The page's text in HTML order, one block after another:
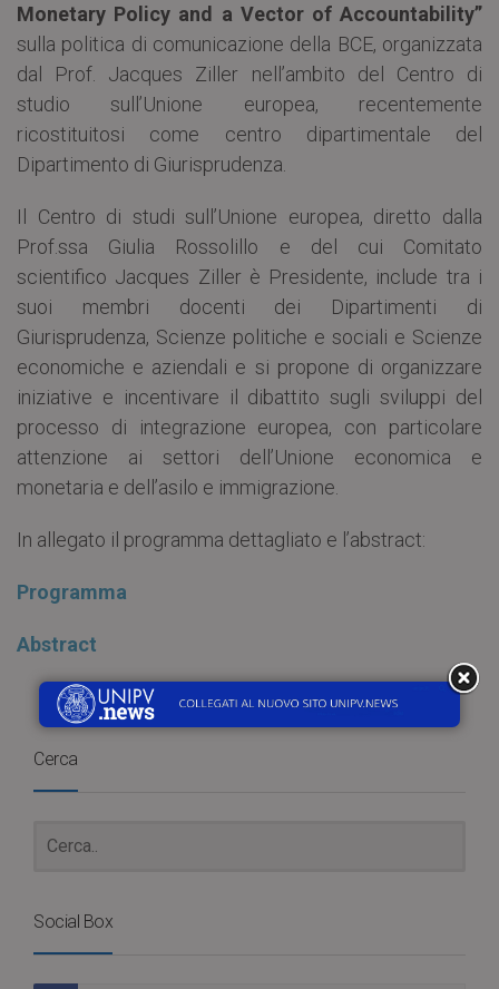
Monetary Policy and a Vector of Accountability”
sulla politica di comunicazione della BCE, organizzata
dal Prof. Jacques Ziller nell’ambito del Centro di
studio sull’Unione europea, recentemente
ricostituitosi come centro dipartimentale del
Dipartimento di Giurisprudenza.
Il Centro di studi sull’Unione europea, diretto dalla
Prof.ssa Giulia Rossolillo e del cui Comitato
scientifico Jacques Ziller è Presidente, include tra i
suoi membri docenti dei Dipartimenti di
Giurisprudenza, Scienze politiche e sociali e Scienze
economiche e aziendali e si propone di organizzare
iniziative e incentivare il dibattito sugli sviluppi del
processo di integrazione europea, con particolare
attenzione ai settori dell’Unione economica e
monetaria e dell’asilo e immigrazione.
In allegato il programma dettagliato e l’abstract:
Programma
Abstract
Cerca
Social Box